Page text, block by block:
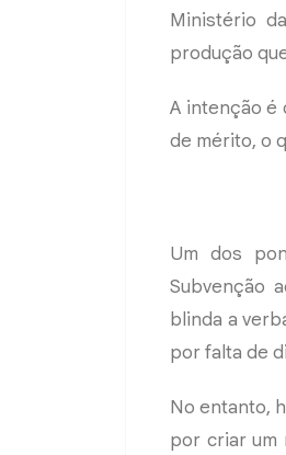
Ministério
produção
A intenção é
de mérito, o
Um dos
Subvenção
blinda a
por falta de
No entanto,
por criar um